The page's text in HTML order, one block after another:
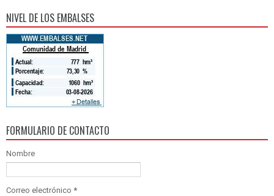
NIVEL DE LOS EMBALSES
FORMULARIO DE CONTACTO
Nombre
Correo electrónico *